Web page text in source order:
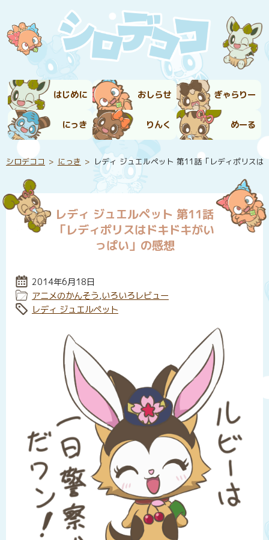
はじめに おしらせ ぎゃらりー
にっき りんく めーる
シロデココ にっき レディ ジュエルペット 第11話「レディポリスは
レディ ジュエルペット 第11話
「レディポリスはドキドキがい
っぱい」の感想
投稿日:
2014年6月18日
カテゴリー:
アニメのかんそう,いろいろレビュー
タグ:
レディ ジュエルペット